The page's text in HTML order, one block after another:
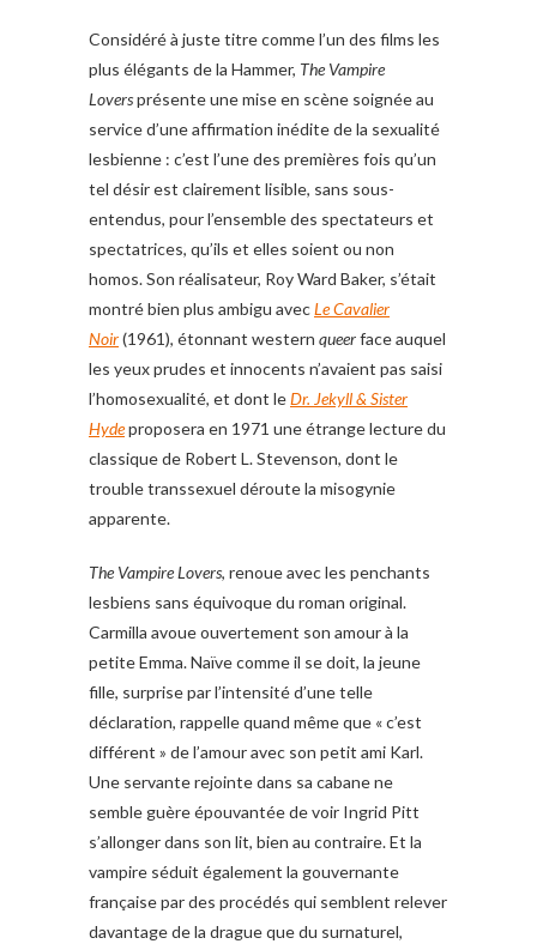
Considéré à juste titre comme l’un des films les
plus élégants de la Hammer, The Vampire
Loversprésente une mise en scène soignée au
service d’une affirmation inédite de la sexualité
lesbienne : c’est l’une des premières fois qu’un
tel désir est clairement lisible, sans sous-
entendus, pour l’ensemble des spectateurs et
spectatrices, qu’ils et elles soient ou non
homos. Son réalisateur, Roy Ward Baker, s’était
montré bien plus ambigu avecLe Cavalier
Noir(1961), étonnant western queerface auquel
les yeux prudes et innocents n’avaient pas saisi
l’homosexualité, et dont leDr. Jekyll & Sister
Hydeproposera en 1971 une étrange lecture du
classique de Robert L. Stevenson, dont le
trouble transsexuel déroute la misogynie
apparente.
The Vampire Lovers, renoue avec les penchants
lesbiens sans équivoque du roman original.
Carmilla avoue ouvertement son amour à la
petite Emma. Naïve comme il se doit, la jeune
fille, surprise par l’intensité d’une telle
déclaration, rappelle quand même que « c’est
différent » de l’amour avec son petit ami Karl.
Une servante rejointe dans sa cabane ne
semble guère épouvantée de voir Ingrid Pitt
s’allonger dans son lit, bien au contraire. Et la
vampire séduit également la gouvernante
française par des procédés qui semblent relever
davantage de la drague que du surnaturel,